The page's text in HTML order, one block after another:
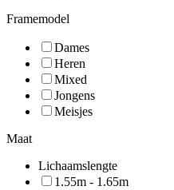
Framemodel
Dames
Heren
Mixed
Jongens
Meisjes
Maat
Lichaamslengte
1.55m - 1.65m